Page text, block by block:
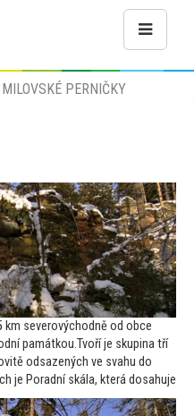
MILOVSKÉ PERNIČKY
km severovýchodně od obce
památkou.Tvoří je skupina tří
odsazených ve svahu do
je Poradní skála, která dosahuje